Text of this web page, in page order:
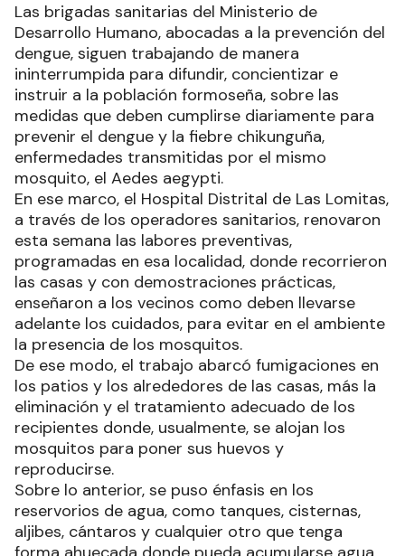
Las brigadas sanitarias del Ministerio de
Desarrollo Humano, abocadas a la prevención del
dengue, siguen trabajando de manera
ininterrumpida para difundir, concientizar e
instruir a la población formoseña, sobre las
medidas que deben cumplirse diariamente para
prevenir el dengue y la fiebre chikunguña,
enfermedades transmitidas por el mismo
mosquito, el Aedes aegypti.
En ese marco, el Hospital Distrital de Las Lomitas,
a través de los operadores sanitarios, renovaron
esta semana las labores preventivas,
programadas en esa localidad, donde recorrieron
las casas y con demostraciones prácticas,
enseñaron a los vecinos como deben llevarse
adelante los cuidados, para evitar en el ambiente
la presencia de los mosquitos.
De ese modo, el trabajo abarcó fumigaciones en
los patios y los alrededores de las casas, más la
eliminación y el tratamiento adecuado de los
recipientes donde, usualmente, se alojan los
mosquitos para poner sus huevos y
reproducirse.
Sobre lo anterior, se puso énfasis en los
reservorios de agua, como tanques, cisternas,
aljibes, cántaros y cualquier otro que tenga